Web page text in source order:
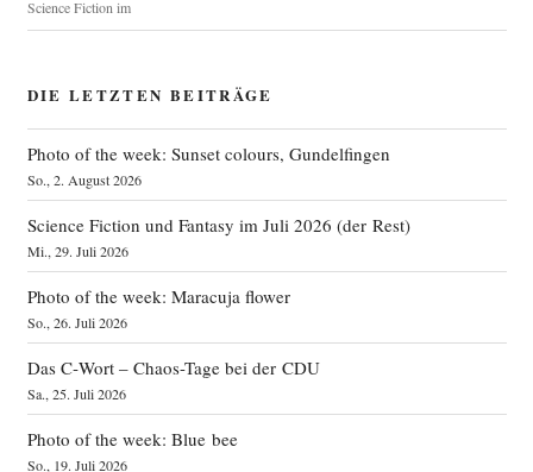
Science Fiction im
DIE LETZTEN BEITRÄGE
Photo of the week: Sunset colours, Gundelfingen
So., 2. August 2026
Science Fiction und Fantasy im Juli 2026 (der Rest)
Mi., 29. Juli 2026
Photo of the week: Maracuja flower
So., 26. Juli 2026
Das C‑Wort – Chaos-Tage bei der CDU
Sa., 25. Juli 2026
Photo of the week: Blue bee
So., 19. Juli 2026